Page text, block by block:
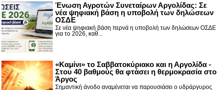
Ένωση Αγροτών Συνεταίρων Αργολίδας: Σε
νέα ψηφιακή βάση η υποβολή των δηλώσεων
ΟΣΔΕ
Σε νέα ψηφιακή βάση περνά η υποβολή των δηλώσεων ΟΣΔΕ
για το 2026, καθ...
«Καμίνι» το Σαββατοκύριακο και η Αργολίδα -
Στου 40 βαθμούς θα φτάσει η θερμοκρασία στο
Άργος
Σημαντική άνοδο αναμένεται να παρουσιάσει ο υδράργυρος